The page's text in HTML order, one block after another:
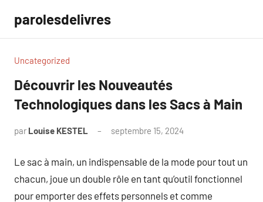
contenu
parolesdelivres
Uncategorized
Découvrir les Nouveautés
Technologiques dans les Sacs à Main
par Louise KESTEL septembre 15, 2024
Le sac à main, un indispensable de la mode pour tout un
chacun, joue un double rôle en tant qu’outil fonctionnel
pour emporter des effets personnels et comme